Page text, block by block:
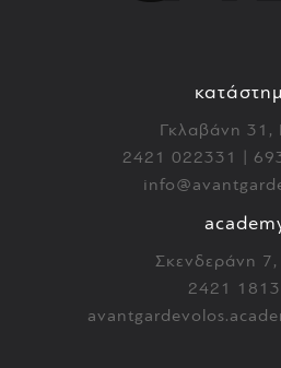
Γκλαβάνη 31,
2421 022331 |
Σκενδεράνη
2421